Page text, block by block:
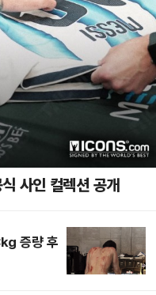
사인 컬렉션 공개
증량 후